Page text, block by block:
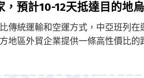
，預計10-12天抵達目的地
傳統運輸和空運方式，中亞班列
地區外貿企業提供一條高性價比的